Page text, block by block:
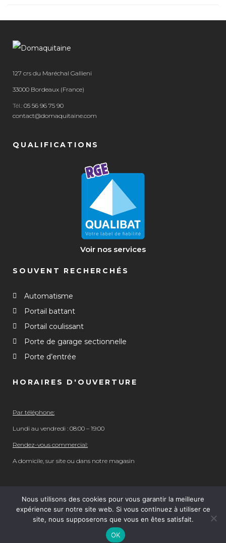
127 crs du Maréchal Gallieni
33000 Bordeaux (France)
Tél.: 05 56 96 75 90
contact@domaquitaine.com
QUALIFICATIONS
Voir nos services
SOUVENT RECHERCHÉS
Automatisme
Portail battant
Portail coulissant
Porte de garage sectionnelle
Porte d’entrée
HORAIRES D'OUVERTURE
Par téléphone:
Lundi au vendredi : 08:00 – 19:00
Rendez-vous commercial:
A domicile, sur site ou dans notre magasin
© 2023 Domaquitaine. tous droits réservés. | Réalisation
Nouveausoft.com
Nous utilisons des cookies pour vous garantir la meilleure
expérience sur notre site web. Si vous continuez à utiliser ce
site, nous supposerons que vous en êtes satisfait.
OK